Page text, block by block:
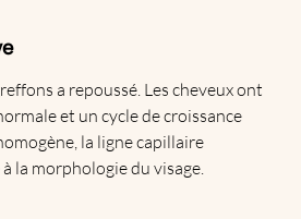
a repoussé. Les cheveux ont
et un cycle de croissance
la ligne capillaire
la morphologie du visage.